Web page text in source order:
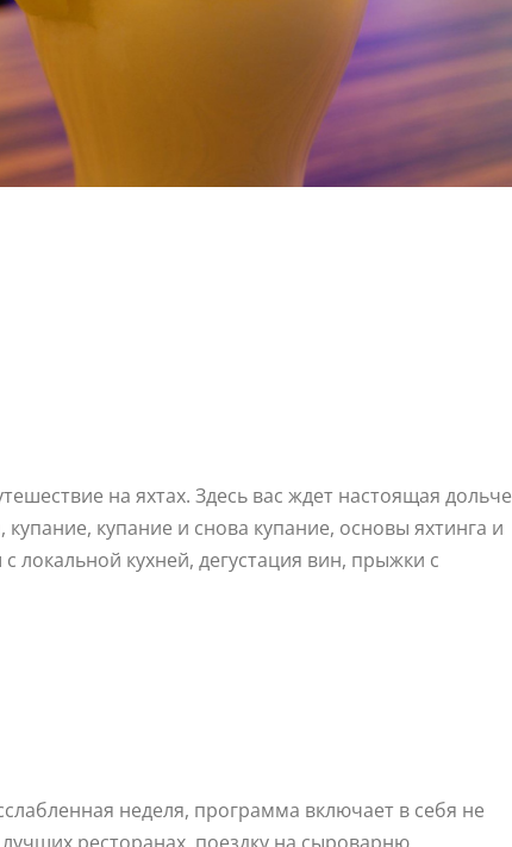
на яхтах. Здесь вас ждет настоящая дольче
купание и снова купание, основы яхтинга и
локальной кухней, дегустация вин, прыжки с
неделя, программа включает в себя не
ресторанах, поездку на сыроварню,